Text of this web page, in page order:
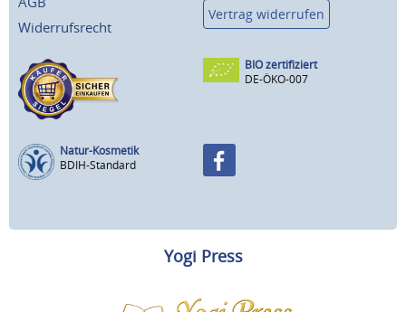
Widerrufsrecht
Vertrag widerrufen
BIO zertifiziert
DE-ÖKO-007
Natur-Kosmetik
BDIH-Standard
Yogi Press